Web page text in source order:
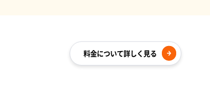
料金について詳しく見る